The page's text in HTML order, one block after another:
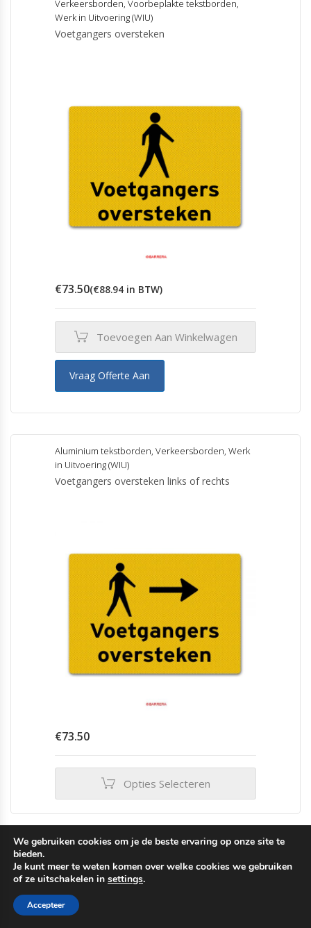
variaties.
optie
productpagina
Verkeersborden, Voorbeplakte tekstborden,
Werk in Uitvoering (WIU)
Voetgangers oversteken
€73.50(€88.94 in BTW)
Toevoegen Aan Winkelwagen
Vraag Offerte Aan
Aluminium tekstborden, Verkeersborden, Werk
in Uitvoering (WIU)
Voetgangers oversteken links of rechts
€73.50
Opties Selecteren
meerdere
variaties.
Deze
kan
gekozen
Verkeersborden,Werk in Uitvoering (WIU)
Voorrang op tegemoetkomend verkeer |
Verkeersbord F06
We gebruiken cookies om je de beste ervaring op onze site te
bieden.
Je kunt meer te weten komen over welke cookies we gebruiken
of ze uitschakelen in settings.
Accepteer